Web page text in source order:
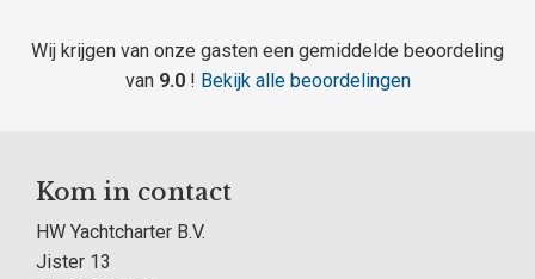
Wij krijgen van onze gasten een gemiddelde beoordeling
van 9.0 ! Bekijk alle beoordelingen
Kom in contact
HW Yachtcharter B.V.
Jister 13